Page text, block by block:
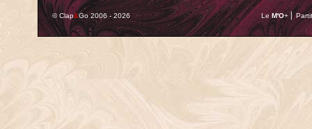
© Clap&Go 2006 - 2026 Le M'O+ ⎢